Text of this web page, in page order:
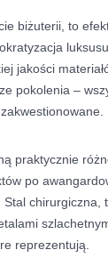
biżuterii, to
jakości
pokolenia –
praktycznie
po
reprezentują.